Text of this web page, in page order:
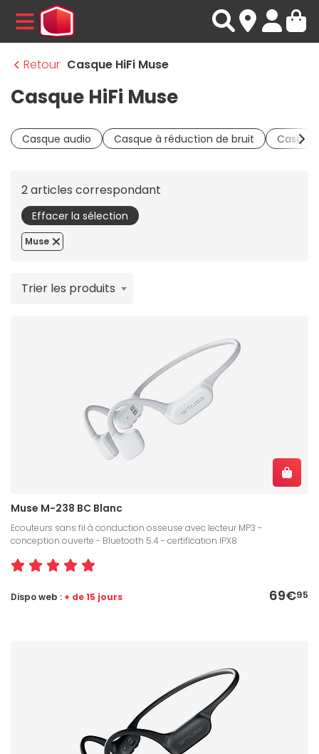
MENU
Retour Casque HiFi Muse
Casque HiFi Muse
Casque audio Casque à réduction de bruit Casque
2 articles correspondant
Effacer la sélection
Muse
Trier les produits
Muse M-238 BC Blanc
Ecouteurs sans fil à conduction osseuse avec lecteur MP3 -
conception ouverte - Bluetooth 5.4 - certification IPX8
69€95
Dispo web : + de 15 jours